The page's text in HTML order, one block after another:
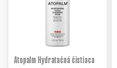
Atopalm Hydratačná čistiaca